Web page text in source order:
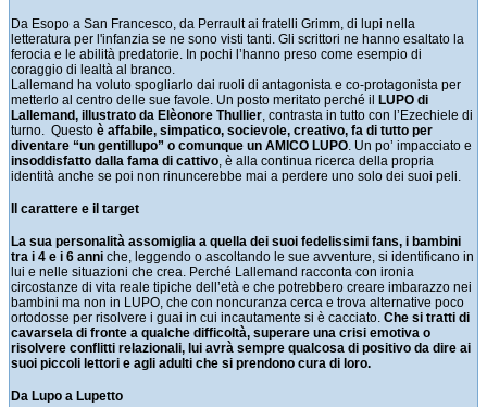
Da Esopo a San Francesco, da Perrault ai fratelli Grimm, di lupi nella
letteratura per l'infanzia se ne sono visti tanti. Gli scrittori ne hanno esaltato la
ferocia e le abilità predatorie. In pochi l’hanno preso come esempio di
coraggio di lealtà al branco.
Lallemand ha voluto spogliarlo dai ruoli di antagonista e co-protagonista per
metterlo al centro delle sue favole. Un posto meritato perché il
LUPO di
Lallemand, illustrato da Elèonore Thullier, contrasta in tutto con l’Ezechiele di
turno. Questo è affabile, simpatico, socievole, creativo, fa di tutto per
diventare “un gentillupo” o comunque un AMICO LUPO. Un po’ impacciato e
insoddisfatto dalla fama di cattivo, è alla continua ricerca della propria
identità anche se poi non rinuncerebbe mai a perdere uno solo dei suoi peli.
Il carattere e il target
La sua personalità assomiglia a quella dei suoi fedelissimi fans, i bambini
tra i 4 e i 6 anni che, leggendo o ascoltando le sue avventure, si identificano in
lui e nelle situazioni che crea. Perché Lallemand racconta con ironia
circostanze di vita reale tipiche dell’età e che potrebbero creare imbarazzo nei
bambini ma non in LUPO, che con noncuranza cerca e trova alternative poco
ortodosse per risolvere i guai in cui incautamente si è cacciato. Che si tratti di
cavarsela di fronte a qualche difficoltà, superare una crisi emotiva o
risolvere conflitti relazionali, lui avrà sempre qualcosa di positivo da dire ai
suoi piccoli lettori e agli adulti che si prendono cura di loro.
Da Lupo a Lupetto